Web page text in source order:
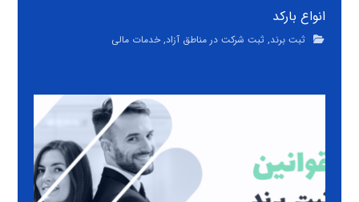
انواع بارکد
ثبت برند, ثبت شرکت در مناطق آزاد,خدمات مالی